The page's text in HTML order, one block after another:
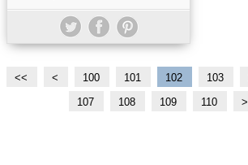
<< < 100 101 102 103
107
108 109 110
1
1
1
1
1
1
1
1
2
3
4
>